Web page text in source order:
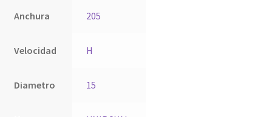
Anchura 205
Velocidad H
Diametro 15